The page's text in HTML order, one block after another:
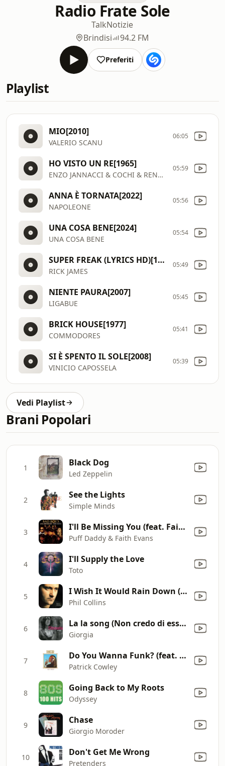
Radio Frate Sole
TalkNotizie
Brindisi
94.2 FM
Preferiti
Playlist
MIO[2010]
VALERIO SCANU
06:05
HO VISTO UN RE[1965]
ENZO JANNACCI & COCHI & RENATO
05:59
ANNA È TORNATA[2022]
NAPOLEONE
05:56
UNA COSA BENE[2024]
UNA COSA BENE
05:54
SUPER FREAK (LYRICS HD)[1981]
RICK JAMES
05:49
NIENTE PAURA[2007]
LIGABUE
05:45
BRICK HOUSE[1977]
COMMODORES
05:41
SI È SPENTO IL SOLE[2008]
VINICIO CAPOSSELA
05:39
Vedi Playlist
Brani Popolari
1 Black Dog
Led Zeppelin
2 See the Lights
Simple Minds
3 I'll Be Missing You (feat. Faith Evans, 112)
Puff Daddy & Faith Evans
4 I'll Supply the Love
Toto
5 I Wish It Would Rain Down (2016 Remastered)
Phil Collins
6 La la song (Non credo di essere al sicuro)
Giorgia
7 Do You Wanna Funk? (feat. Sylvester)
Patrick Cowley
8 Going Back to My Roots
Odyssey
9 Chase
Giorgio Moroder
10 Don't Get Me Wrong
Pretenders